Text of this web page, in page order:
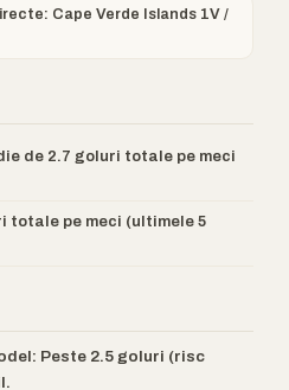
Cape Verde Islands 1V /
de 2.7 goluri totale pe meci
totale pe meci (ultimele 5
Peste 2.5 goluri (risc